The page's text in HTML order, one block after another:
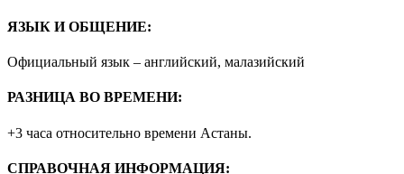
ЯЗЫК И ОБЩЕНИЕ:
Официальный язык – английский, малазийский
РАЗНИЦА ВО ВРЕМЕНИ:
+3 часа относительно времени Астаны.
СПРАВОЧНАЯ ИНФОРМАЦИЯ: